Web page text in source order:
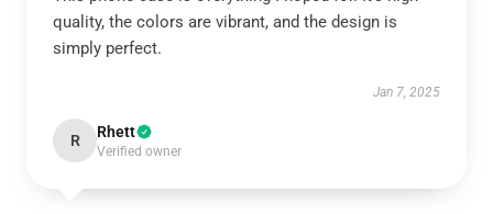
quality, the colors are vibrant, and the design is
simply perfect.
Jan 7, 2025
R Rhett
Verified owner